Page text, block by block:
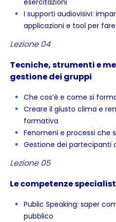
esercitazioni
I supporti audiovisivi:
applicazioni e tool per
Lezione 04
Tecniche, strumenti e
gestione dei gruppi
Che cos’è e come si
Creare il giusto clima e
formativa
Fenomeni e processi che
Gestione dei partecipanti
Lezione 05
Le competenze
Public Speaking: saper
pubblico